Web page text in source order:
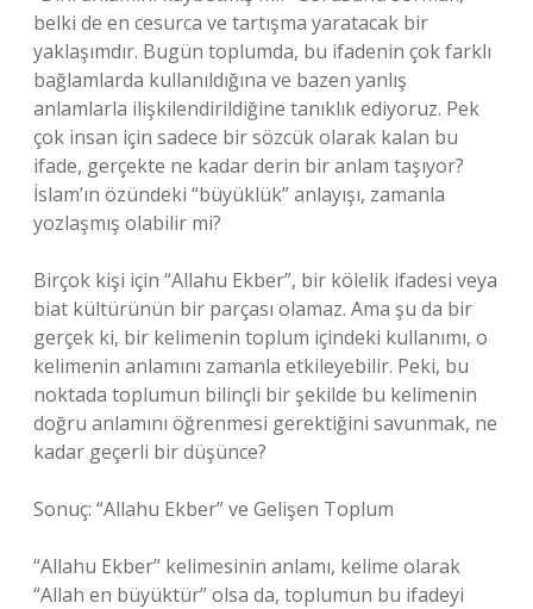
belki de en cesurca ve tartışma yaratacak bir
yaklaşımdır. Bugün toplumda, bu ifadenin çok farklı
bağlamlarda kullanıldığına ve bazen yanlış
anlamlarla ilişkilendirildiğine tanıklık ediyoruz. Pek
çok insan için sadece bir sözcük olarak kalan bu
ifade, gerçekte ne kadar derin bir anlam taşıyor?
İslam’ın özündeki “büyüklük” anlayışı, zamanla
yozlaşmış olabilir mi?
Birçok kişi için “Allahu Ekber”, bir kölelik ifadesi veya
biat kültürünün bir parçası olamaz. Ama şu da bir
gerçek ki, bir kelimenin toplum içindeki kullanımı, o
kelimenin anlamını zamanla etkileyebilir. Peki, bu
noktada toplumun bilinçli bir şekilde bu kelimenin
doğru anlamını öğrenmesi gerektiğini savunmak, ne
kadar geçerli bir düşünce?
Sonuç: “Allahu Ekber” ve Gelişen Toplum
“Allahu Ekber” kelimesinin anlamı, kelime olarak
“Allah en büyüktür” olsa da, toplumun bu ifadeyi